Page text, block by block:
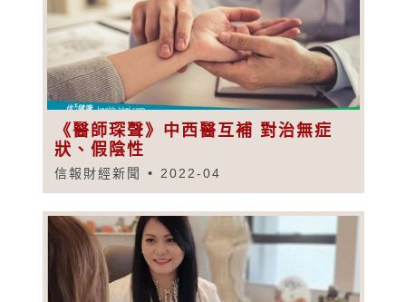
《醫師琛聲》中西醫互補 對治無症
狀、假陰性
信報財經新聞 2022-04